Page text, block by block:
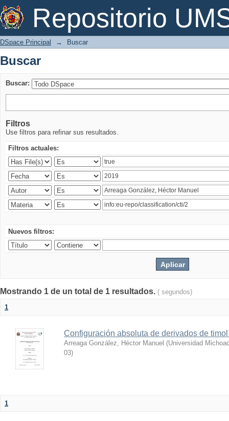
Repositorio
Buscar
DSpace Principal → Buscar
Buscar
Buscar:
Filtros
Use filtros para refinar sus resultados.
Filtros actuales:
Nuevos filtros:
Mostrando 1 de un total de 1 resultados. ( segundos)
1
Configuración absoluta de derivados de
Arreaga González, Héctor Manuel (Universidad
03)
1